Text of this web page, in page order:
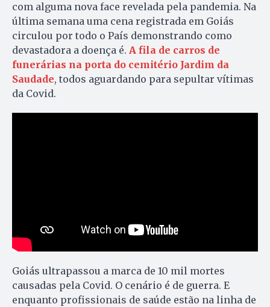
com alguma nova face revelada pela pandemia. Na
última semana uma cena registrada em Goiás
circulou por todo o País demonstrando como
devastadora a doença é. A fila de carros de
funerárias na porta do cemitério Jardim da
Saudade, todos aguardando para sepultar vítimas
da Covid.
Goiás ultrapassou a marca de 10 mil mortes
causadas pela Covid. O cenário é de guerra. E
enquanto profissionais de saúde estão na linha de